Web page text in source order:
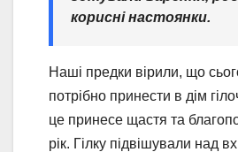
корисні настоянки.
Наші предки вірили, що
потрібно принести в дім
це принесе щастя та
рік. Гілку підвішували над